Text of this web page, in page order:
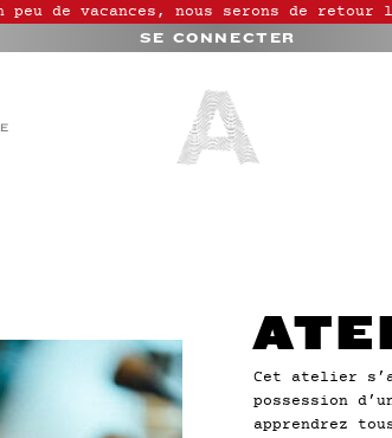
peu de vacances, nous serons de
SE CONNECTER
Cet atelier
possession
apprendrez